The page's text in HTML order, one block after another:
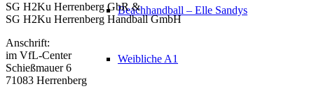
Beachhandball – Elle Sandys
Weibliche A1
SG H2Ku Herrenberg GbR &
SG H2Ku Herrenberg Handball GmbH
Anschrift:
im VfL-Center
Schießmauer 6
71083 Herrenberg